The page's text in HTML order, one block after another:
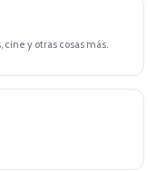
y otras cosas más.